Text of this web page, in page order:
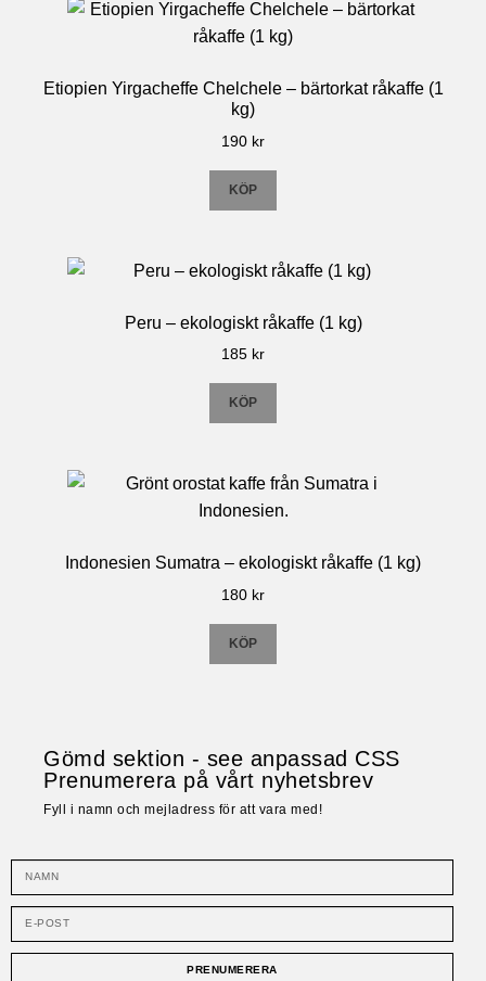
Etiopien Yirgacheffe Chelchele – bärtorkat råkaffe (1
kg)
190 kr
KÖP
Peru – ekologiskt råkaffe (1 kg)
185 kr
KÖP
Indonesien Sumatra – ekologiskt råkaffe (1 kg)
180 kr
KÖP
Gömd sektion - see anpassad CSS
Prenumerera på vårt nyhetsbrev
Fyll i namn och mejladress för att vara med!
PRENUMERERA